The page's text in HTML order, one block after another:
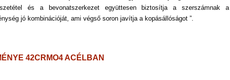
és a
bevonatszerkezet együttesen biztosítja a szerszámnak a
jó kombinációját, ami végső soron javítja a kopásállóságot ”.
42CRMO4 ACÉLBAN